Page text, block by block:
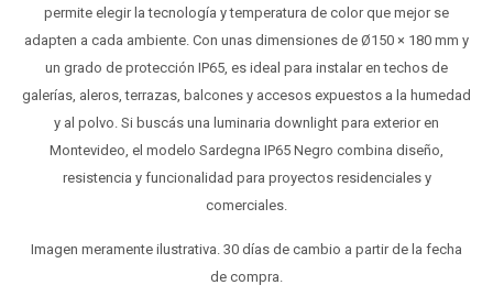
permite elegir la tecnología y temperatura de color que mejor se
adapten a cada ambiente. Con unas dimensiones de Ø150 × 180 mm y
un grado de protección IP65, es ideal para instalar en techos de
galerías, aleros, terrazas, balcones y accesos expuestos a la humedad
y al polvo. Si buscás una luminaria downlight para exterior en
Montevideo, el modelo Sardegna IP65 Negro combina diseño,
resistencia y funcionalidad para proyectos residenciales y
comerciales.
Imagen meramente ilustrativa. 30 días de cambio a partir de la fecha
de compra.